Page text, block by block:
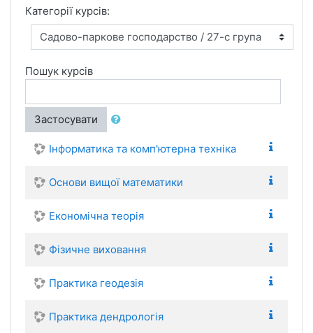
Категорії курсів:
Пошук курсів
Застосувати
Інформатика та комп'ютерна техніка
Основи вищої математики
Економічна теорія
Фізичне виховання
Практика геодезія
Практика дендрологія